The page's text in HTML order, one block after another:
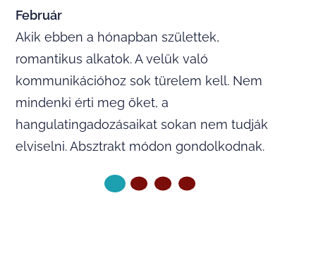
Február
Akik ebben a hónapban születtek,
romantikus alkatok. A velük való
kommunikációhoz sok türelem kell. Nem
mindenki érti meg őket, a
hangulatingadozásaikat sokan nem tudják
elviselni. Absztrakt módon gondolkodnak.